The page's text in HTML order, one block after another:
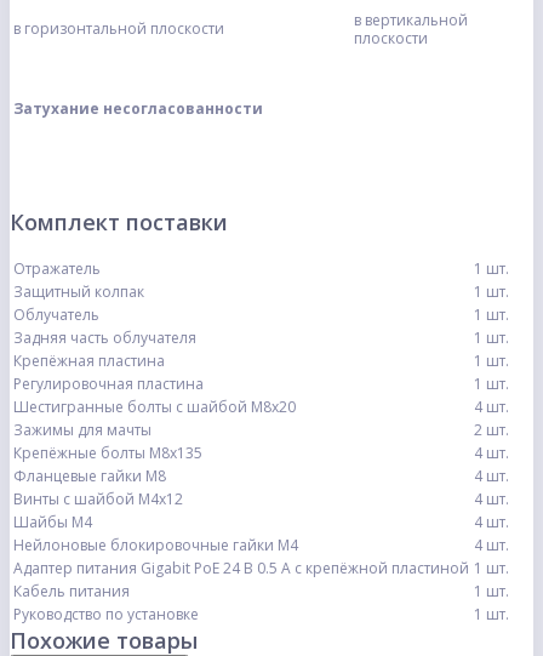
в горизонтальной плоскости
в вертикальной
плоскости
Затухание несогласованности
Комплект поставки
Отражатель
1 шт.
Защитный колпак
1 шт.
Облучатель
1 шт.
Задняя часть облучателя
1 шт.
Крепёжная пластина
1 шт.
Регулировочная пластина
1 шт.
Шестигранные болты с шайбой М8х20
4 шт.
Зажимы для мачты
2 шт.
Крепёжные болты М8х135
4 шт.
Фланцевые гайки М8
4 шт.
Винты с шайбой М4х12
4 шт.
Шайбы М4
4 шт.
Нейлоновые блокировочные гайки М4
4 шт.
Адаптер питания Gigabit PoE 24 В 0.5 А с крепёжной пластиной 1 шт.
Кабель питания
1 шт.
Руководство по установке
1 шт.
Похожие товары